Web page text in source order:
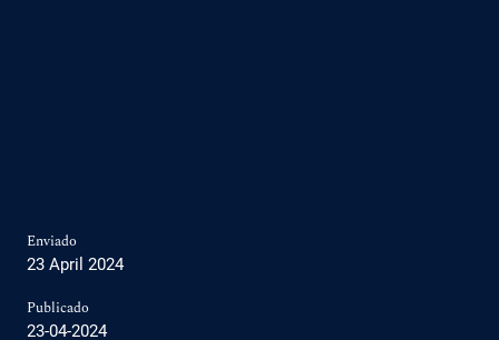
Enviado
23 April 2024
Publicado
23-04-2024